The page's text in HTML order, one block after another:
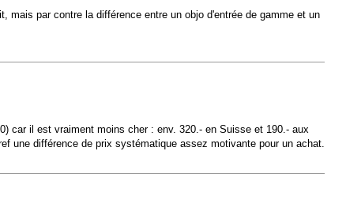
par contre la différence entre un objo d'entrée de gamme et un
car il est vraiment moins cher : env. 320.- en Suisse et 190.- aux
une différence de prix systématique assez motivante pour un achat.